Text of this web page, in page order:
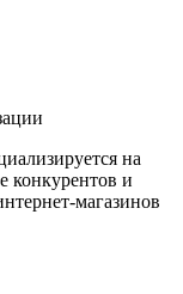
на
конкурентов и
магазинов